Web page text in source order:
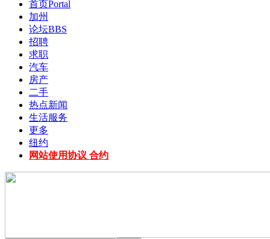
首页Portal
加州
论坛BBS
招聘
求职
汽车
房产
二手
热点新闻
生活服务
更多
纽约
网站使用协议 合约